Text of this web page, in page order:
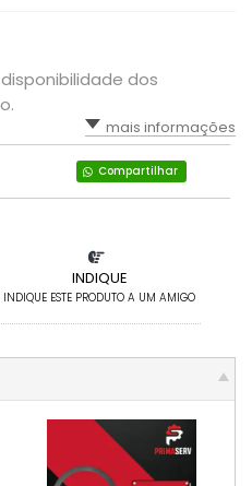
dos
mais informações
Compartilhar
INDIQUE
INDIQUE ESTE PRODUTO A UM AMIGO